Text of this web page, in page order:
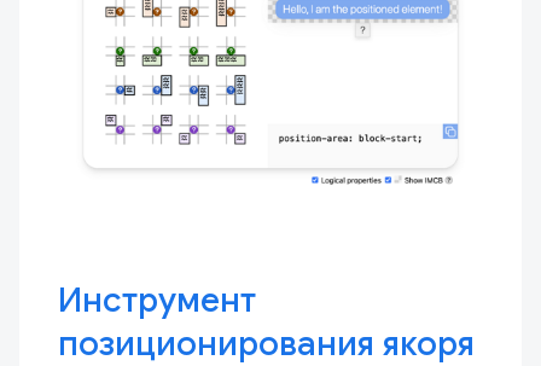
Инструмент
позиционирования якоря